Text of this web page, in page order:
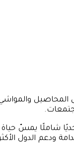
والمواشي،
شاملًا يمسّ
ودعم الدول